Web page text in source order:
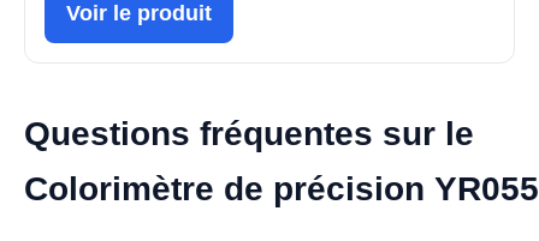
Voir le produit
Questions fréquentes sur le
Colorimètre de précision